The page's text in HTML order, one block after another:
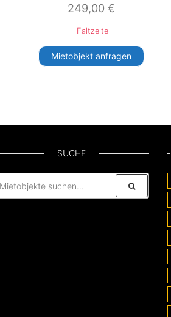
249,00€
Faltzelte
Mietobjekt anfragen
SUCHE